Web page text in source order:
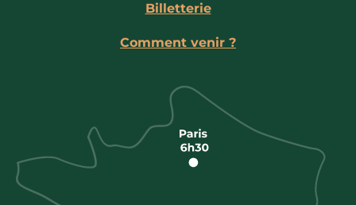
Billetterie
Comment venir ?